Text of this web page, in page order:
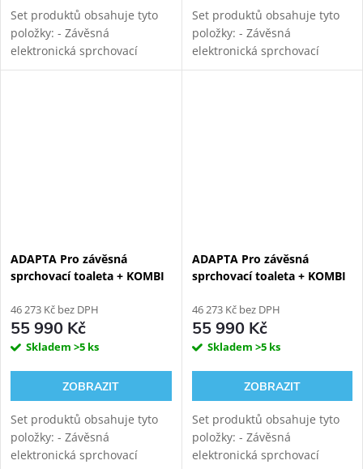
Set produktů obsahuje tyto
položky: - Závěsná
elektronická sprchovací
toaleta WATERGATE ADAPTA
Set produktů obsahuje tyto
položky: - Závěsná
elektronická sprchovací
toaleta WATERGATE ADAPTA
ADAPTA Pro závěsná
sprchovací toaleta + KOMBI
viditelný WC modul
46 273 Kč bez DPH
55 990 Kč
Skladem >5 ks
ZOBRAZIT
Set produktů obsahuje tyto
položky: - Závěsná
elektronická sprchovací
ADAPTA Pro závěsná
sprchovací toaleta + KOMBI
viditelný WC modul
46 273 Kč bez DPH
55 990 Kč
Skladem >5 ks
ZOBRAZIT
Set produktů obsahuje tyto
položky: - Závěsná
elektronická sprchovací